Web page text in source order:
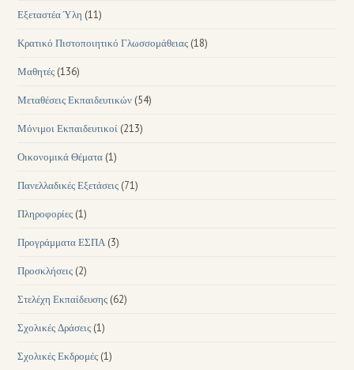
Εξεταστέα Ύλη (11)
Κρατικό Πιστοποιητικό Γλωσσομάθειας (18)
Μαθητές (136)
Μεταθέσεις Εκπαιδευτικών (54)
Μόνιμοι Εκπαιδευτικοί (213)
Οικονομικά Θέματα (1)
Πανελλαδικές Εξετάσεις (71)
Πληροφορίες (1)
Προγράμματα ΕΣΠΑ (3)
Προσκλήσεις (2)
Στελέχη Εκπαίδευσης (62)
Σχολικές Δράσεις (1)
Σχολικές Εκδρομές (1)